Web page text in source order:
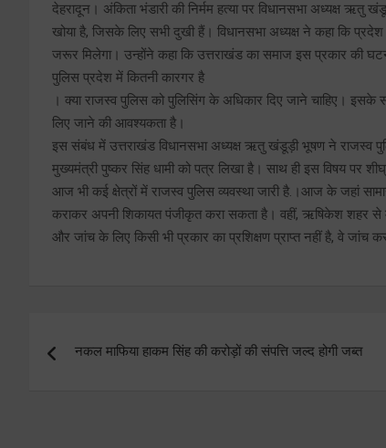
देहरादून। अंकिता भंडारी की निर्मम हत्या पर विधानसभा अध्यक्ष
खोया है, जिसके लिए सभी दुखी हैं। विधानसभा अध्यक्ष ने कहा कि
जरूर मिलेगा। उन्होंने कहा कि उत्तराखंड का समाज इस प्रकार की
पुलिस प्रदेश में कितनी कारगर है
। क्या राजस्व पुलिस को पुलिसिंग के अधिकार दिए जाने चाहिए। इसके
लिए जाने की आवश्यकता है।
इस संबंध में उत्तराखंड विधानसभा अध्यक्ष ऋतु खंडूड़ी भूषण ने राजस्व
मुख्यमंत्री पुष्कर सिंह धामी को पत्र लिखा है। साथ ही इस विषय पर
आज भी कई क्षेत्रों में राजस्व पुलिस व्यवस्था जारी है.।आज के जहां
कराकर अपनी शिकायत पंजीकृत करा सकता है। वहीं, ऋषिकेश शहर से
और जांच के लिए किसी भी प्रकार का प्रशिक्षण प्राप्त नहीं है, वे जांच
navigation
नकल माफिया हाकम सिंह की करोड़ों की संपत्ति जल्द होगी जब्त